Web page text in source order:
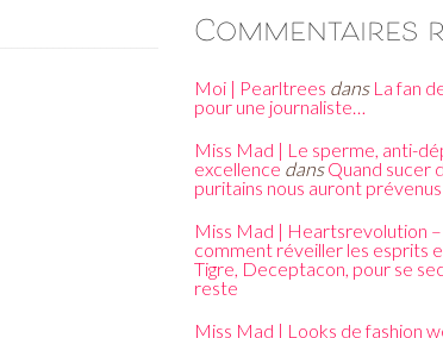
Commentaires
Moi | Pearltrees dans La fan
pour une journaliste…
Miss Mad | Le sperme, anti-
excellence dansQuand sucer
puritains nous auront prévenus
Miss Mad | Heartsrevolution
comment réveiller les esprits
Tigre, Deceptacon, pour se
reste
Miss Mad | Looks de fashion